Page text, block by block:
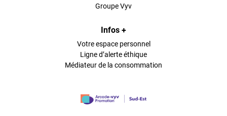
Groupe Vyv
Infos +
Votre espace personnel
Ligne d’alerte éthique
Médiateur de la consommation